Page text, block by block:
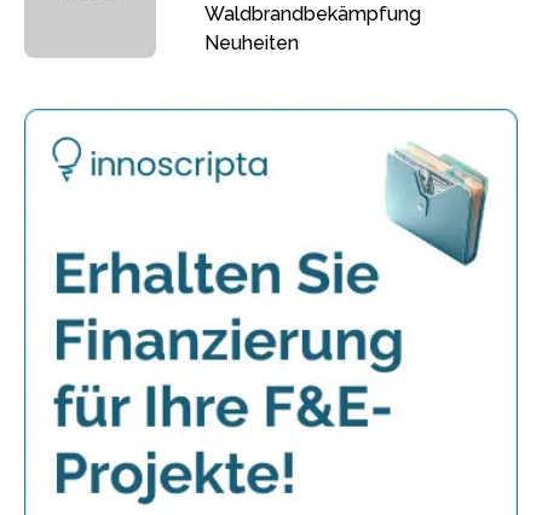
Waldbrandbekämpfung
Neuheiten